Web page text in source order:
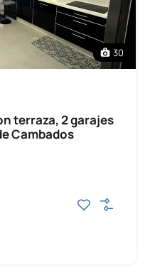
30
terraza, 2 garajes
Cambados